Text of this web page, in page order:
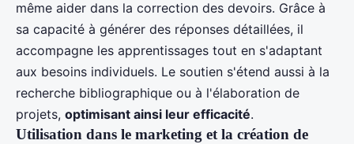
même aider dans la correction des devoirs. Grâce à
sa capacité à générer des réponses détaillées, il
accompagne les apprentissages tout en s'adaptant
aux besoins individuels. Le soutien s'étend aussi à la
recherche bibliographique ou à l'élaboration de
projets, optimisant ainsi leur efficacité.
Utilisation dans le marketing et la création de